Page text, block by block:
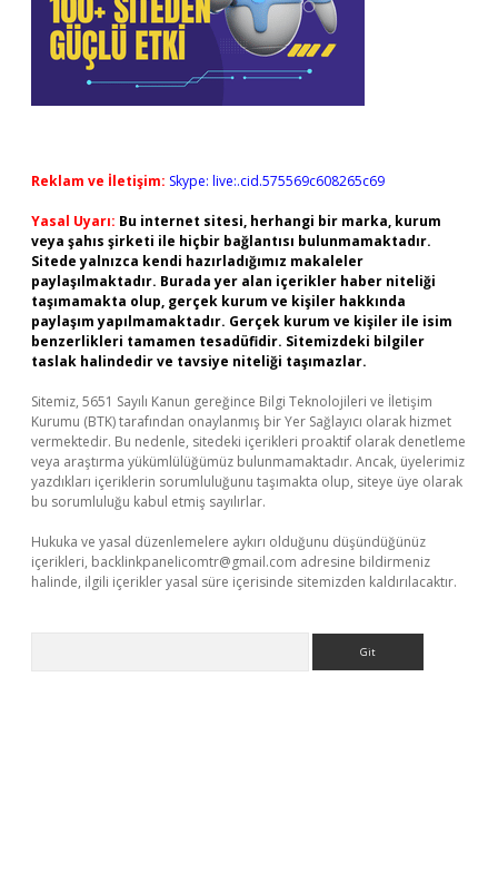
Reklam ve İletişim: Skype: live:.cid.575569c608265c69
Yasal Uyarı: Bu internet sitesi, herhangi bir marka, kurum
veya şahıs şirketi ile hiçbir bağlantısı bulunmamaktadır.
Sitede yalnızca kendi hazırladığımız makaleler
paylaşılmaktadır. Burada yer alan içerikler haber niteliği
taşımamakta olup, gerçek kurum ve kişiler hakkında
paylaşım yapılmamaktadır. Gerçek kurum ve kişiler ile isim
benzerlikleri tamamen tesadüfidir. Sitemizdeki bilgiler
taslak halindedir ve tavsiye niteliği taşımazlar.
Sitemiz, 5651 Sayılı Kanun gereğince Bilgi Teknolojileri ve İletişim
Kurumu (BTK) tarafından onaylanmış bir Yer Sağlayıcı olarak hizmet
vermektedir. Bu nedenle, sitedeki içerikleri proaktif olarak denetleme
veya araştırma yükümlülüğümüz bulunmamaktadır. Ancak, üyelerimiz
yazdıkları içeriklerin sorumluluğunu taşımakta olup, siteye üye olarak
bu sorumluluğu kabul etmiş sayılırlar.
Hukuka ve yasal düzenlemelere aykırı olduğunu düşündüğünüz
içerikleri, backlinkpanelicomtr@gmail.com adresine bildirmeniz
halinde, ilgili içerikler yasal süre içerisinde sitemizden kaldırılacaktır.